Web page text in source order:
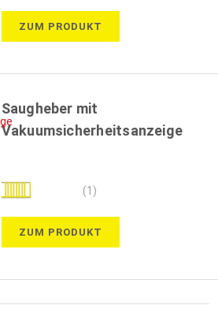
ZUM PRODUKT
Saugheber mit
Vakuumsicherheitsanzeige
Bewertung: (1)
ZUM PRODUKT